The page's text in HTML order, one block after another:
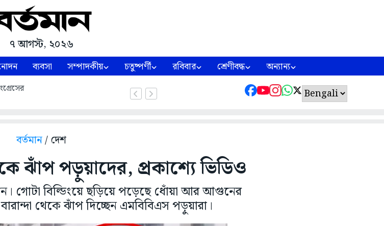
৭ আগস্ট, ২০২৬
ব্যবসা সম্পাদকীয় চতুষ্পর্ণী রবিবার শ্রেণীবদ্ধ অন্যান্য
বর্তমান/ দেশ
ঝাঁপ পড়ুয়াদের, প্রকাশ্যে ভিডিও
গোটা বিল্ডিংয়ে ছড়িয়ে পড়েছে ধোঁয়া আর আগুনের
থেকে ঝাঁপ দিচ্ছেন এমবিবিএস পড়ুয়ারা।